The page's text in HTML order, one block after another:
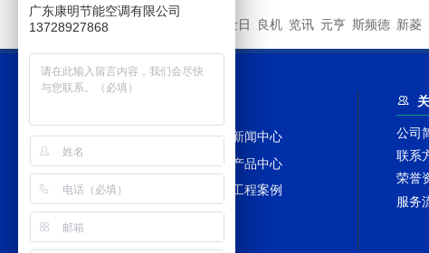
金日 良机 览讯 元亨 斯频德 新菱
网站首页
新闻中心
冷却塔百科
产品中心
冷却塔配件
工程案例
网站地图
公司
联系
荣誉
服务
广东康明节能空调有限公司
13728927868